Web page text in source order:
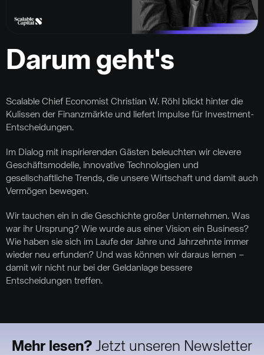
Darum geht's
Scalable Chief Economist Christian W. Röhl blickt hinter die
Kulissen der Finanzmärkte und liefert Impulse für Investment-
Entscheidungen.
Im Dialog mit inspirierenden Gästen beleuchten wir clevere
Geschäftsmodelle, innovative Technologien und
gesellschaftliche Trends, die unsere Wirtschaft und damit auch
Vermögen bewegen.
Wir tauchen ein in die Geschichte großer Unternehmen. Was
war ihr Ursprung? Wie wurde aus einer Vision ein Business?
Wie haben sie sich im Laufe der Jahre und Jahrzehnte immer
wieder neu erfunden? Und was können wir daraus lernen –
damit wir nicht nur bei der Geldanlage bessere
Entscheidungen treffen.
Mehr lesen? Jetzt unseren Newsletter